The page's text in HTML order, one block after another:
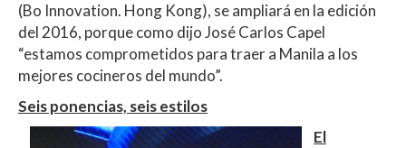
(Bo Innovation. Hong Kong), se ampliará en la edición
del 2016, porque como dijo José Carlos Capel
“estamos comprometidos para traer a Manila a los
mejores cocineros del mundo”.
Seis ponencias, seis estilos
El